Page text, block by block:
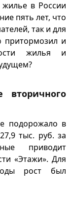
в России
пять лет, что
так и для
притормозил и
жилья и
подорожало в
тыс. руб. за
приводит
«Этажи». Для
рост был